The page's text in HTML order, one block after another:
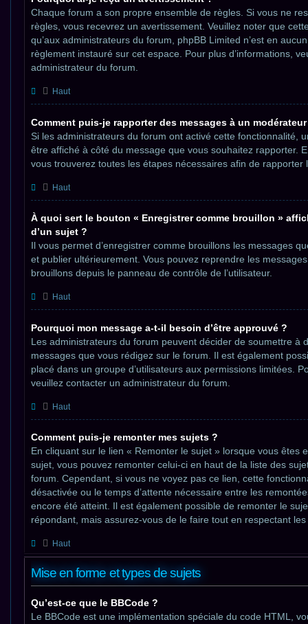
Chaque forum a son propre ensemble de règles. Si vous ne
règles, vous recevrez un avertissement. Veuillez noter que
qu’aux administrateurs du forum, phpBB Limited n’est en
règlement instauré sur cet espace. Pour plus d’informations,
administrateur du forum.
Haut
Comment puis-je rapporter des messages à un
Si les administrateurs du forum ont activé cette fonctionnalité,
être affiché à côté du message que vous souhaitez rapporter.
vous trouverez toutes les étapes nécessaires afin de rapporter
Haut
À quoi sert le bouton « Enregistrer comme brouillon »
d’un sujet ?
Il vous permet d’enregistrer comme brouillons les messages
et publier ultérieurement. Vous pouvez reprendre les
brouillons depuis le panneau de contrôle de l’utilisateur.
Haut
Pourquoi mon message a-t-il besoin d’être approuvé ?
Les administrateurs du forum peuvent décider de soumettre à
messages que vous rédigez sur le forum. Il est également
placé dans un groupe d’utilisateurs aux permissions limitées.
veuillez contacter un administrateur du forum.
Haut
Comment puis-je remonter mes sujets ?
En cliquant sur le lien « Remonter le sujet » lorsque vous êtes
sujet, vous pouvez remonter celui-ci en haut de la liste des
forum. Cependant, si vous ne voyez pas ce lien, cette
désactivée ou le temps d’attente nécessaire entre les
encore été atteint. Il est également possible de remonter le
répondant, mais assurez-vous de le faire tout en respectant
Haut
Mise en forme et types de sujets
Qu’est-ce que le BBCode ?
Le BBCode est une implémentation spéciale du code HTML,